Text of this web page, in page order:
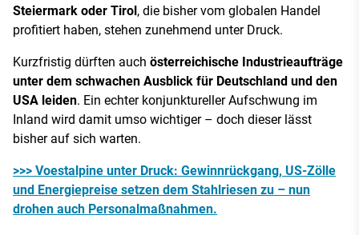
Steiermark oder Tirol, die bisher vom globalen Handel
profitiert haben, stehen zunehmend unter Druck.
Kurzfristig dürften auch österreichische Industrieaufträge
unter dem schwachen Ausblick für Deutschland und den
USA leiden. Ein echter konjunktureller Aufschwung im
Inland wird damit umso wichtiger – doch dieser lässt
bisher auf sich warten.
>>> Voestalpine unter Druck: Gewinnrückgang, US-Zölle
und Energiepreise setzen dem Stahlriesen zu – nun
drohen auch Personalmaßnahmen.